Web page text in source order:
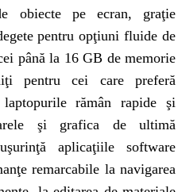
obiecte pe ecran, graţie
pentru opţiuni fluide de
până la 16 GB de memorie
pentru cei care preferă
rămân rapide şi
şi grafica de ultimă
aplicaţiile software
remarcabile la navigarea